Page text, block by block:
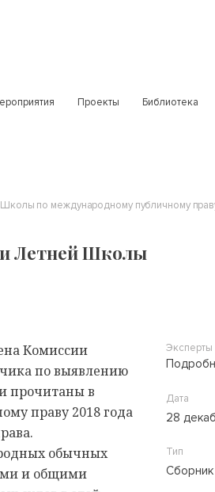
Проекты Библиотека
по международному публичному
Летней Школы
Комиссии
по выявлению
прочитаны в
праву 2018 года
обычных
и общими
Эксперты
Дата
28
Тип
Сборник